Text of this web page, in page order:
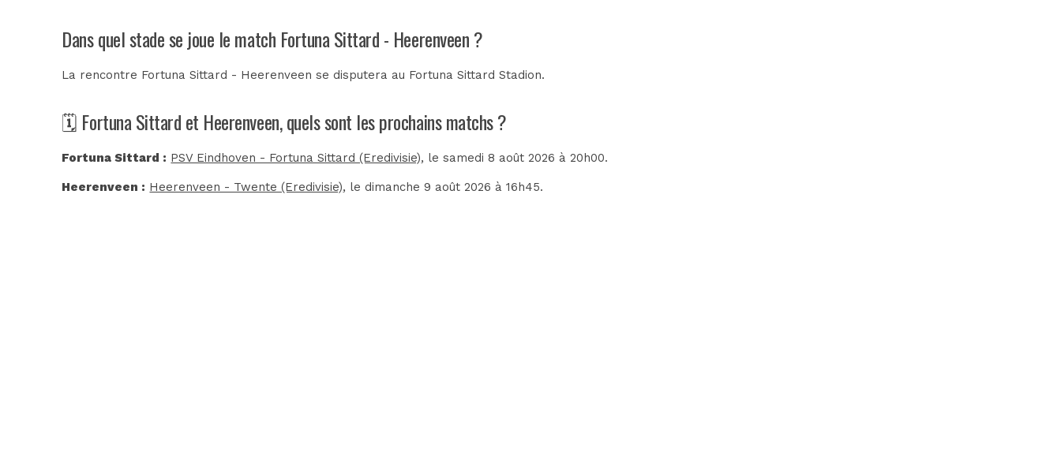
Dans quel stade se joue le match Fortuna Sittard - Heerenveen ?
La rencontre Fortuna Sittard - Heerenveen se disputera au Fortuna Sittard Stadion.
🗓️ Fortuna Sittard et Heerenveen, quels sont les prochains matchs ?
Fortuna Sittard : PSV Eindhoven - Fortuna Sittard (Eredivisie), le samedi 8 août 2026 à 20h00.
Heerenveen : Heerenveen - Twente (Eredivisie), le dimanche 9 août 2026 à 16h45.